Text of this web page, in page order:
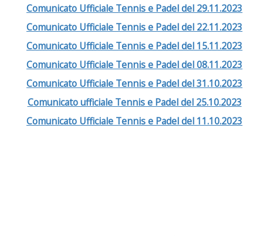
Comunicato Ufficiale Tennis e Padel del 29.11.2023
Comunicato Ufficiale Tennis e Padel del 22.11.2023
Comunicato Ufficiale Tennis e Padel del 15.11.2023
Comunicato Ufficiale Tennis e Padel del 08.11.2023
Comunicato Ufficiale Tennis e Padel del 31.10.2023
Comunicato ufficiale Tennis e Padel del 25.10.2023
Comunicato Ufficiale Tennis e Padel del 11.10.2023